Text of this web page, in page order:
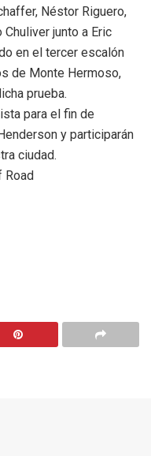
Néstor Riguero,
junto a Eric
en el tercer escalón
de Monte Hermoso,
prueba.
para el fin de
y participarán
ciudad.
Road